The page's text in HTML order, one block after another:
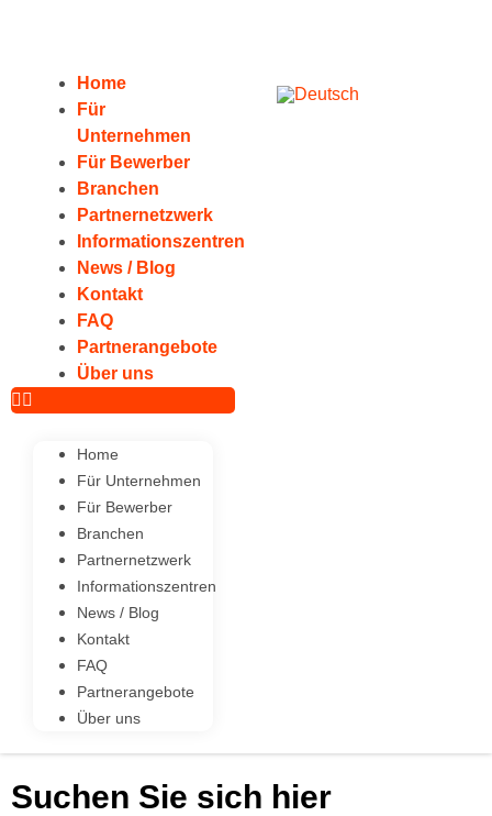
Home
Für
Unternehmen
Für Bewerber
Branchen
Partnernetzwerk
Informationszentren
News / Blog
Kontakt
FAQ
Partnerangebote
Über uns
Home
Für Unternehmen
Für Bewerber
Branchen
Partnernetzwerk
Informationszentren
News / Blog
Kontakt
FAQ
Partnerangebote
Über uns
Suchen Sie sich hier